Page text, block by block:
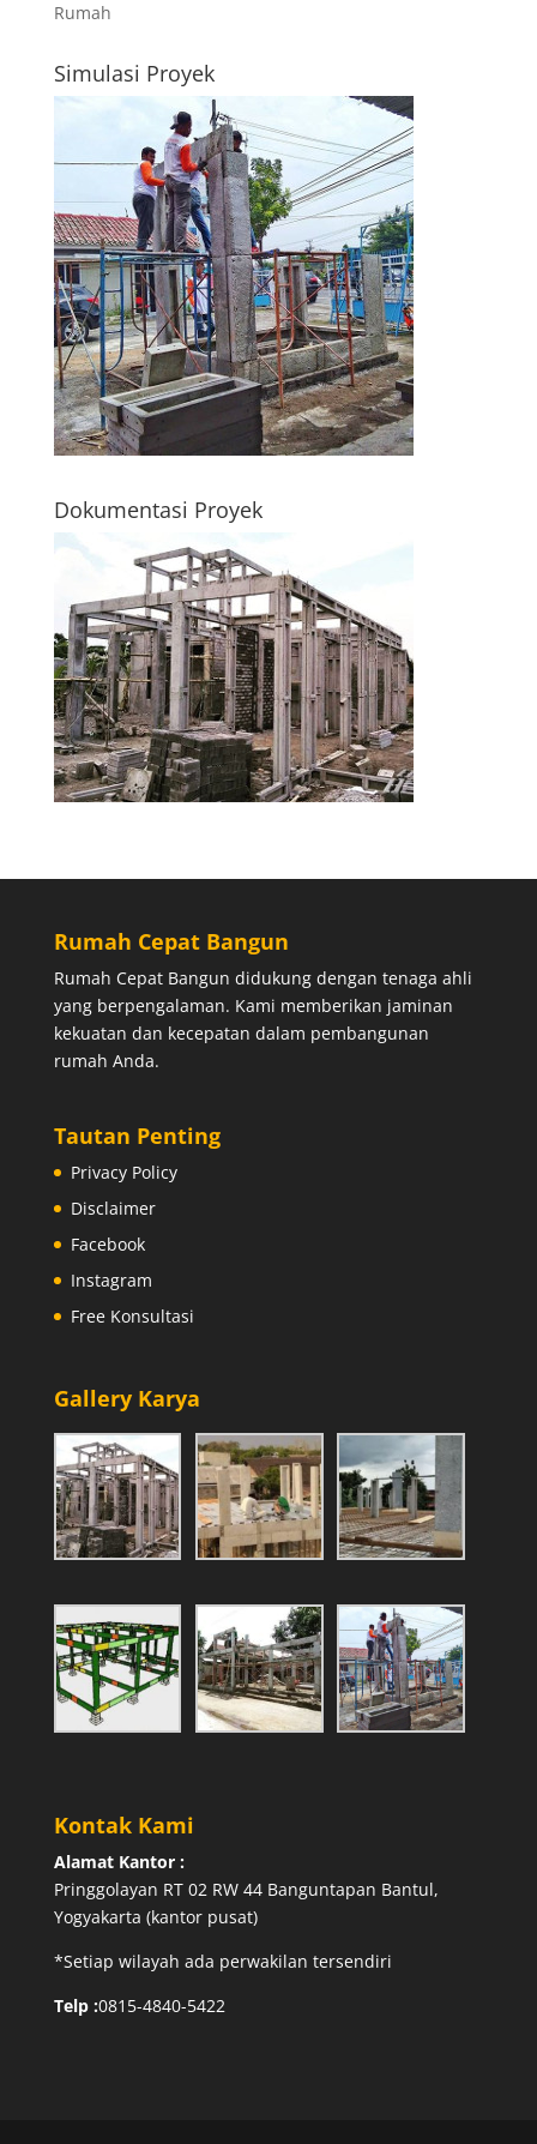
Rumah
Simulasi Proyek
Dokumentasi Proyek
Rumah Cepat Bangun
Rumah Cepat Bangun didukung dengan tenaga ahli
yang berpengalaman. Kami memberikan jaminan
kekuatan dan kecepatan dalam pembangunan
rumah Anda.
Tautan Penting
Privacy Policy
Disclaimer
Facebook
Instagram
Free Konsultasi
Gallery Karya
Kontak Kami
Alamat Kantor :
Pringgolayan RT 02 RW 44 Banguntapan Bantul,
Yogyakarta (kantor pusat)
*Setiap wilayah ada perwakilan tersendiri
Telp :0815-4840-5422